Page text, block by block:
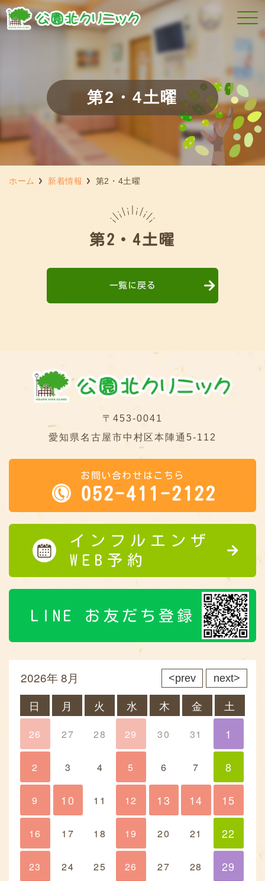
第2・4土曜
ホーム 新着情報 第2・4土曜
第2・4土曜
一覧に戻る
〒453-0041
愛知県名古屋市中村区本陣通5-112
お問い合わせはこちら
052-411-2122
インフルエンザ
WEB予約
LINE お友だち登録
prev
2026年 8月 next
日 月 火 水 木 金 土
26 27 28 29 30 31 1
1
2 3 4 5 6 7 8
8
9 10 11 12 13 14 15
10 13 14 15
16 17 18 19 20 21 22
22
23 24 25 26 27 28 29
29